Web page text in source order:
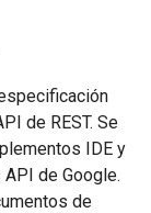
de REST. Se
IDE y
de Google.
de